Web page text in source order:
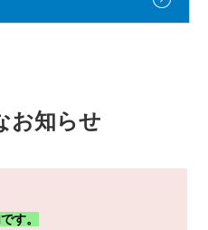
お知らせ
す。